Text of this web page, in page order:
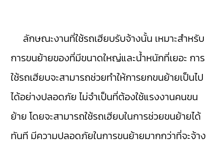
ลักษณะงานที่ใช้รถเฮียบรับจ้างนั้น เหมาะสำหรับ
การขนย้ายของที่มีขนาดใหญ่และน้ำหนักที่เยอะ การ
ใช้รถเฮียบจะสามารถช่วยทำให้การยกขนย้ายเป็นไป
ได้อย่างปลอดภัย ไม่จำเป็นที่ต้องใช้แรงงานคนขน
ย้าย โดยจะสามารถใช้รถเฮียบในการช่วยขนย้ายได้
ทันที มีความปลอดภัยในการขนย้ายมากกว่าที่จะจ้าง